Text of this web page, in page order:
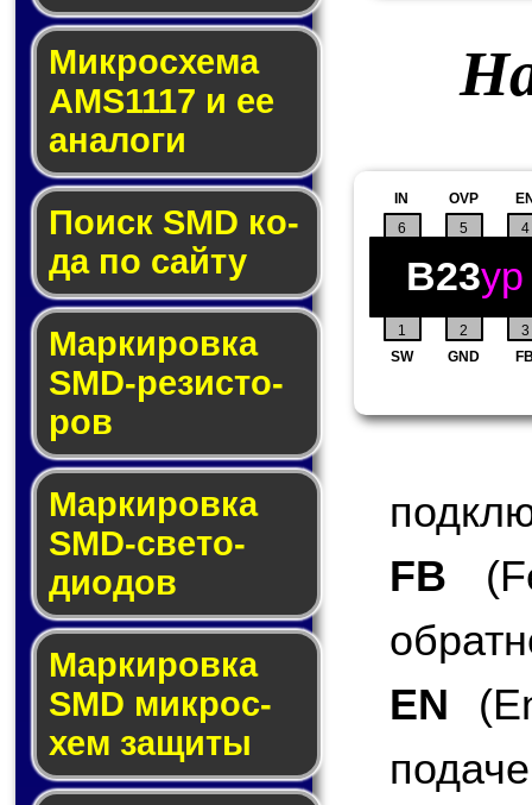
Микросхема
AMS1117 и ее
ана­ло­ги
Поиск SMD ко­
да по сай­ту
Маркировка
SMD-ре­зис­то­
ров
Маркировка
SMD-све­то­
дио­дов
Мар­ки­ров­ка
SMD мик­рос­
хем защиты
1 2 3
4
SW GND
OVP
5
6
IN
B23yp
FB
EN